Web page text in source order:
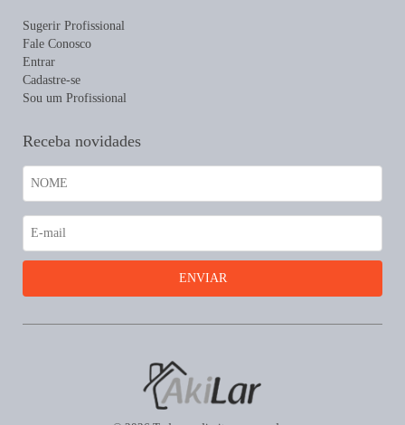
Sugerir Profissional
Fale Conosco
Entrar
Cadastre-se
Sou um Profissional
Receba novidades